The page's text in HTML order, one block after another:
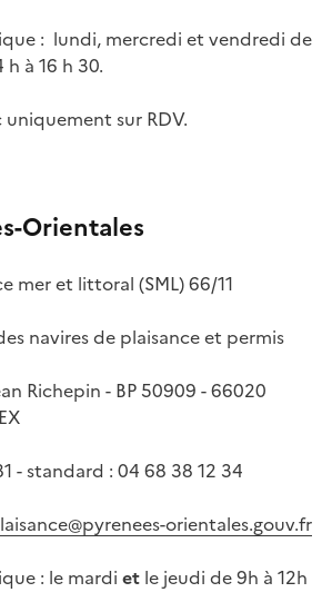
: lundi, mercredi et vendredi de
h à 16 h 30.
sur RDV.
Orientales
mer et littoral (SML) 66/11
navires de plaisance et permis
Richepin - BP 50909 - 66020
- standard : 04 68 38 12 34
orientales.gouv.fr
: le mardi et le jeudi de 9h à 12h